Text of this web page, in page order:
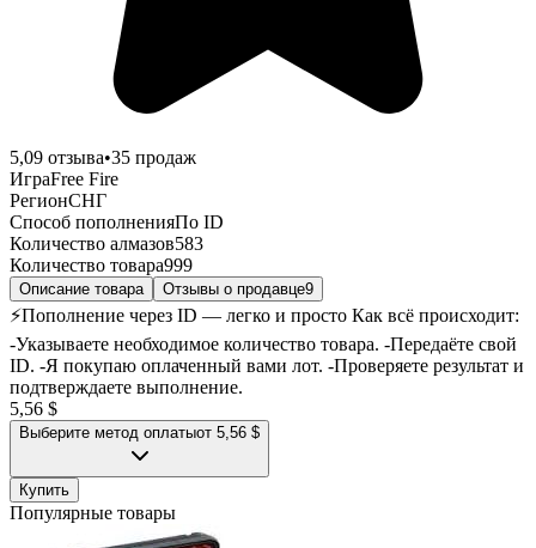
5,09 отзыва•35 продаж
ИграFree Fire
РегионСНГ
Способ пополненияПо ID
Количество алмазов583
Количество товара999
Описание товара Отзывы о продавце9
⚡️Пополнение через ID — легко и просто Как всё происходит:
-Указываете необходимое количество товара. -Передаёте свой
ID. -Я покупаю оплаченный вами лот. -Проверяете результат и
подтверждаете выполнение.
5,56 $
Выберите метод оплатыот 5,56 $
Купить
Популярные товары